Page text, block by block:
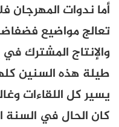
أما ندوات المهرجان
تعالج مواضيع
والإنتاج المشترك
طيلة هذه السنين
يسير كل اللقاءات
كان الحال في